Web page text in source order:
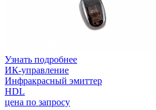
Узнать подробнее
ИК-управление
Инфракрасный эмиттер
HDL
цена по запросу